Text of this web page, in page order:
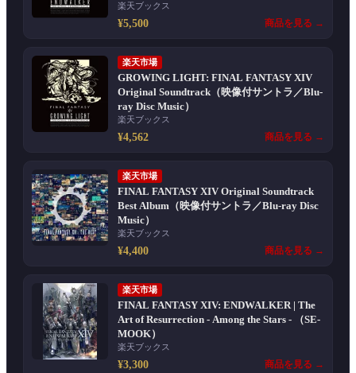
楽天ブックス
¥5,500 商品を見る →
楽天市場
GROWING LIGHT: FINAL FANTASY XIV
Original Soundtrack（映像付サントラ／Blu-
ray Disc Music）
楽天ブックス
¥4,562 商品を見る →
楽天市場
FINAL FANTASY XIV Original Soundtrack
Best Album（映像付サントラ／Blu-ray Disc
Music）
楽天ブックス
¥4,400 商品を見る →
楽天市場
FINAL FANTASY XIV: ENDWALKER | The
Art of Resurrection - Among the Stars - （SE-
MOOK）
楽天ブックス
¥3,300 商品を見る →